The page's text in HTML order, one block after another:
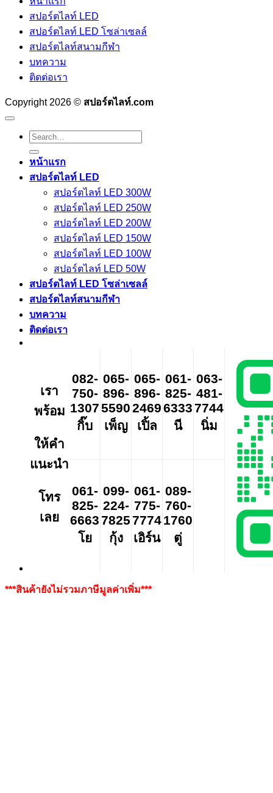
สปอร์ตไลท์ LED
สปอร์ตไลท์ LED โซล่าเซลล์
สปอร์ตไลท์สนามกีฬา
บทความ
ติดต่อเรา
Copyright 2026 © สปอร์ตไลท์.com
Search
for:
หน้าแรก
สปอร์ตไลท์ LED
สปอร์ตไลท์ LED 300W
สปอร์ตไลท์ LED 250W
สปอร์ตไลท์ LED 200W
สปอร์ตไลท์ LED 150W
สปอร์ตไลท์ LED 100W
สปอร์ตไลท์ LED 50W
สปอร์ตไลท์ LED โซล่าเซลล์
สปอร์ตไลท์สนามกีฬา
บทความ
ติดต่อเรา
เรา
พร้อม
ให้คำ
แนะนำ
โทร
เลย
082-
750-
1307
กิ๊บ
065-
896-
5590
เพ็ญ
065-
896-
2469
เปิ้ล
061-
825-
6333
นี
063-
481-
7744
นิ่ม
061-
825-
6663
โย
099-
224-
7825
กุ้ง
061-
775-
7774
เอิร์น
089-
760-
1760
ตู่
***สินค้ายังไม่รวมภาษีมูลค่าเพิ่ม***